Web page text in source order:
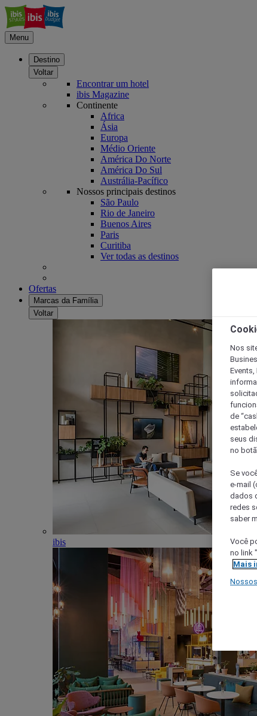
Menu
Destino
Voltar
Encontrar um hotel
ibis Magazine
Continente
Africa
Ásia
Europa
Médio Oriente
América Do Norte
América Do Sul
Austrália-Pacífico
Nossos principais destinos
São Paulo
Rio de Janeiro
Buenos Aires
Paris
Curitiba
Ver todas as destinos
Ofertas
Marcas da Família
Voltar
ibis
Nos
Events,
de
seus
no
Se
e-mail
dados
redes
saber
Você
no link
Mais